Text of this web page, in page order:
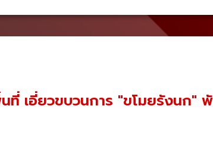
ที่ เอี่ยวขบวนการ "ขโมยรังนก"